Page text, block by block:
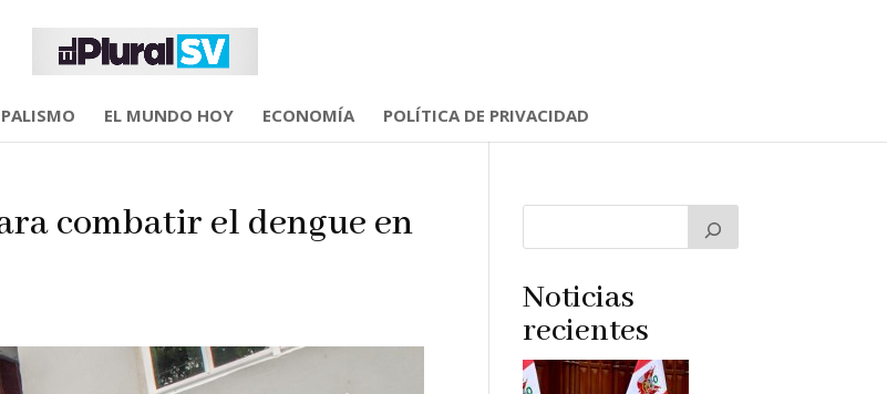
EL MUNDO HOY ECONOMÍA POLÍTICA DE PRIVACIDAD
combatir el dengue en
Noticias
recientes